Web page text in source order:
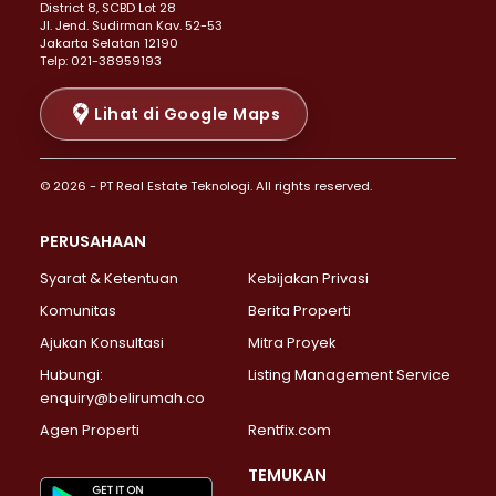
Properti Dijual di Senen >
Properti Dijual di Tanah Abang >
Properti Dijual di Cikini >
Properti Dijual di Kramat >
Properti Dijual di Pasar Baru >
Properti Dijual di Bendungan Hilir >
Properti Dijual di Jakarta Selatan >
Properti Dijual di Lebak Bulus >
Properti Dijual di Gandaria Selatan >
Properti Dijual di Pondok Labu >
Properti Dijual di Lenteng Agung >
Properti Dijual di Senayan >
Properti Dijual di Pondok Pinang >
Properti Dijual di Kebayoran Lama >
Properti Dijual di Kebayoran Baru >
District 8, SCBD Lot 28
JI. Jend. Sudirman Kav. 52-53
Jakarta Selatan 12190
Telp: 021-38959193
Lihat di Google Maps
© 2026 - PT Real Estate Teknologi. All rights reserved.
PERUSAHAAN
Syarat & Ketentuan
Kebijakan Privasi
Komunitas
Berita Properti
Ajukan Konsultasi
Mitra Proyek
Hubungi:
enquiry@belirumah.co
Listing Management Service
Agen Properti Rentfix.com
TEMUKAN